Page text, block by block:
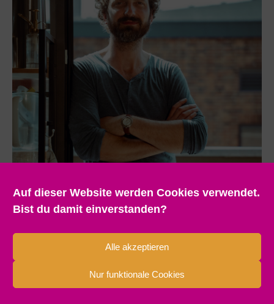
Auf dieser Website werden Cookies verwendet.
Bist du damit einverstanden?
Alle akzeptieren
Nur funktionale Cookies